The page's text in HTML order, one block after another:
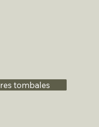
tombales